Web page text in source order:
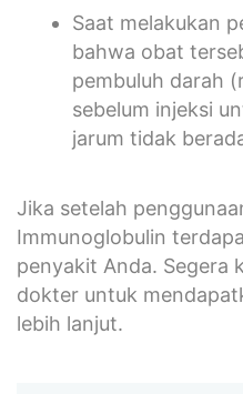
Saat melakukan
bahwa obat
pembuluh darah
sebelum injeksi
jarum tidak
Jika setelah
Immunoglobulin
penyakit Anda. Segera
dokter untuk
lebih lanjut.